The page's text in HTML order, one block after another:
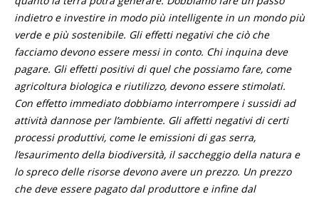
indietro e investire in modo più intelligente in un mondo più
verde e più sostenibile. Gli effetti negativi che ciò che
facciamo devono essere messi in conto. Chi inquina deve
pagare. Gli effetti positivi di quel che possiamo fare, come
agricoltura biologica e riutilizzo, devono essere stimolati.
Con effetto immediato dobbiamo interrompere i sussidi ad
attività dannose per l’ambiente. Gli affetti negativi di certi
processi produttivi, come le emissioni di gas serra,
l’esaurimento della biodiversità, il saccheggio della natura e
lo spreco delle risorse devono avere un prezzo. Un prezzo
che deve essere pagato dal produttore e infine dal